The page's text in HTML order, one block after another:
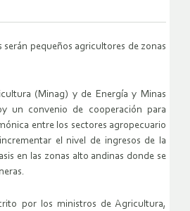
serán pequeños agricultores de zonas
(Minag) y de Energía y Minas
un convenio de cooperación para
entre los sectores agropecuario
el nivel de ingresos de la
en las zonas alto andinas donde se
por los ministros de Agricultura,